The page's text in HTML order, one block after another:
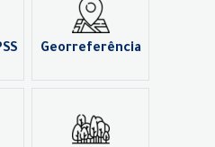
Georreferência